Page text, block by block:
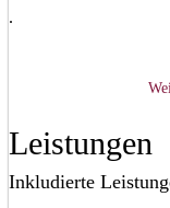
.
Leistungen
Inkludierte